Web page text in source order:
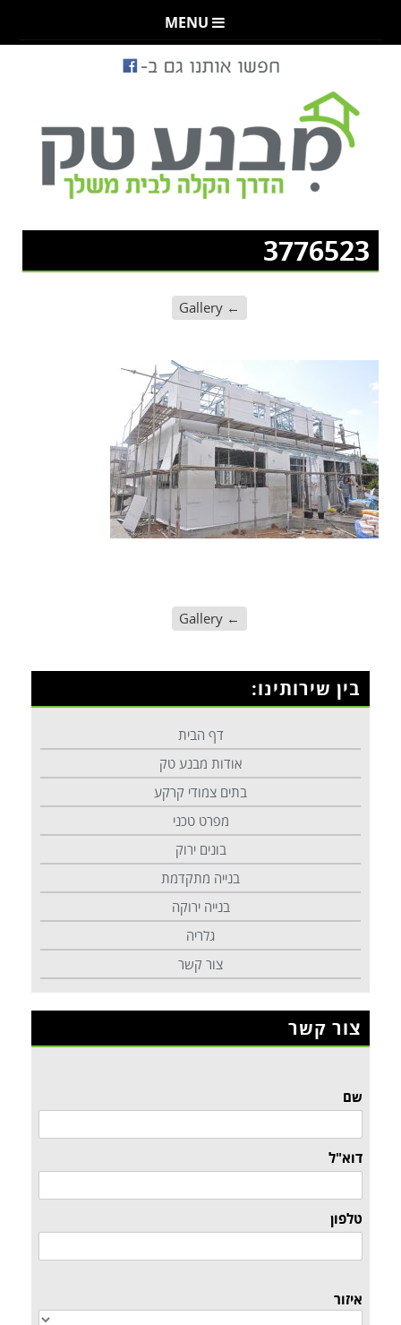
MENU
3776523
←
←
בין שירותינו:
דף הבית
אודות מבנע טק
בתים צמודי קרקע
מפרט טכני
בונים ירוק
בנייה מתקדמת
בנייה ירוקה
גלריה
צור קשר
צור קשר
שם
דוא"ל
טלפון
איזור